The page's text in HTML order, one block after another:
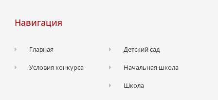
Навигация
Главная
Условия конкурса
Детский сад
Начальная школа
Школа